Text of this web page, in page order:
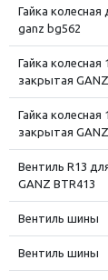
Гайка
ganz bg562
Гайка колесная
закрытая
Гайка колесная
закрытая
Вентиль R13
GANZ BTR413
Вентиль шины
Вентиль шины